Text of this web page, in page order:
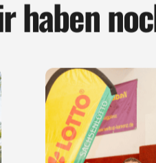
haben